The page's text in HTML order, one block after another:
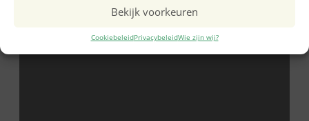
Bekijk voorkeuren
CookiebeleidPrivacybeleidWie zijn wij?